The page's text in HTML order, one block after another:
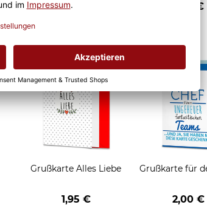
2,50 € 2,95 €
Grußkarten zum Verschenken
Grußkarte Alles Liebe
1,95 €
Grußkarte für
2,00 €